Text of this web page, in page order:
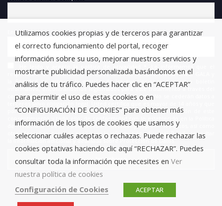
Email
responsable del tratamiento de estos datos es FUNDACIÓN ANTONIO GALA y
la finalidad de este es la gestión de las suscripciones a nuestro boletín
informativo, encontrándonos legitimados para este tratamiento a través del
consentimiento que nos está otorgando en este acto. No se cederán datos a
terceros salvo obligación legal. Usted certifica que es mayor de 14 años y que
por lo tanto posee la capacidad legal necesaria para la prestación de este
de Privacidad. Puede usted acceder, rectificar y suprimir los datos, así como
otros derechos, como se explica en la información adicional. Puede consultar
la información adicional y detallada sobre Protección de Datos.
Utilizamos cookies propias y de terceros para garantizar
el correcto funcionamiento del portal, recoger
información sobre su uso, mejorar nuestros servicios y
mostrarte publicidad personalizada basándonos en el
análisis de tu tráfico. Puedes hacer clic en “ACEPTAR”
para permitir el uso de estas cookies o en
“CONFIGURACIÓN DE COOKIES” para obtener más
información de los tipos de cookies que usamos y
seleccionar cuáles aceptas o rechazas. Puede rechazar las
cookies optativas haciendo clic aquí “RECHAZAR”. Puedes
consultar toda la información que necesites en Ver
nuestra política de cookies
Configuración de Cookies
ACEPTAR